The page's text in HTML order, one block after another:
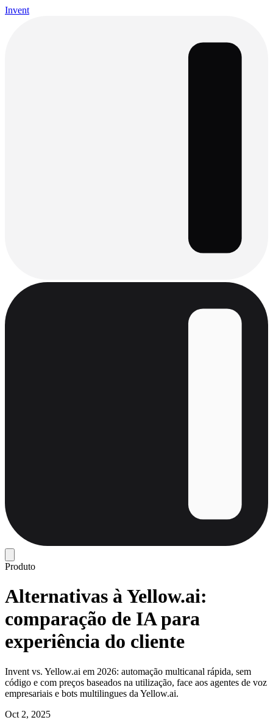
Invent
Produto
Alternativas à Yellow.ai:
comparação de IA para
experiência do cliente
Invent vs. Yellow.ai em 2026: automação multicanal rápida, sem
código e com preços baseados na utilização, face aos agentes de voz
empresariais e bots multilingues da Yellow.ai.
Oct 2, 2025